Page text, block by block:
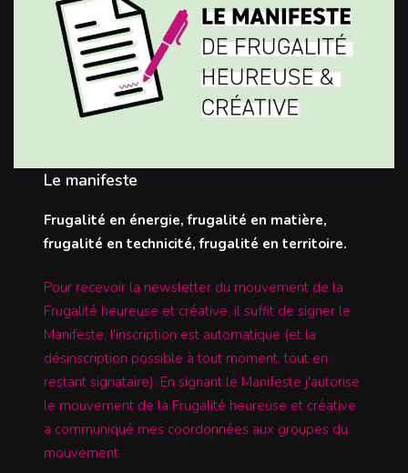
Le manifeste
Frugalité en énergie, frugalité en matière,
frugalité en technicité, frugalité en territoire.
Pour recevoir la newsletter du mouvement de la
Frugalité heureuse et créative, il suffit de signer le
Manifeste, l'inscription est automatique (et la
désinscription possible à tout moment, tout en
restant signataire). En signant le Manifeste j'autorise
le mouvement de la Frugalité heureuse et créative
a communiqué mes coordonnées aux groupes du
mouvement.